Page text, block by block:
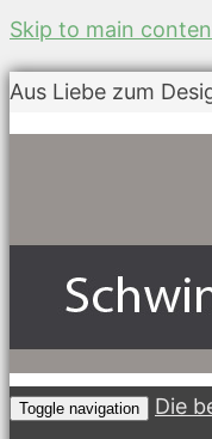
Skip to main
Aus Liebe zum
Toggle navigation Die